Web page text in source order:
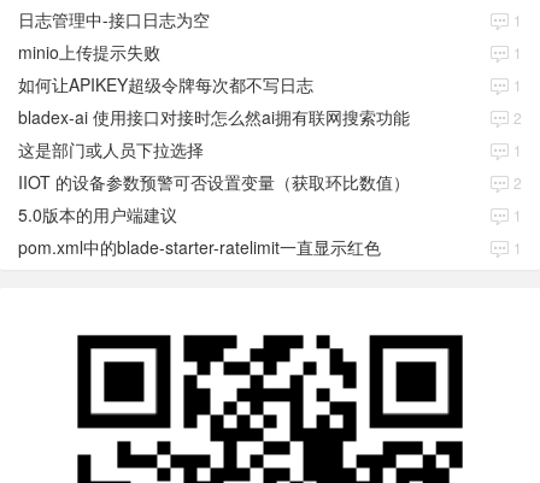
日志管理中-接口日志为空 1
minio上传提示失败 1
如何让APIKEY超级令牌每次都不写日志 1
bladex-ai 使用接口对接时怎么然ai拥有联网搜索功能 2
这是部门或人员下拉选择 1
IIOT 的设备参数预警可否设置变量（获取环比数值） 2
5.0版本的用户端建议 1
pom.xml中的blade-starter-ratelimit一直显示红色 1